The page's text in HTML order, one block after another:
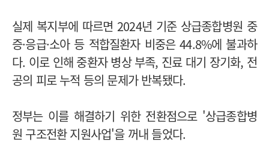
실제 복지부에 따르면 2024년 기준 상급종합병원 중
증·응급·소아 등 적합질환자 비중은 44.8%에 불과하
다. 이로 인해 중환자 병상 부족, 진료 대기 장기화, 전
공의 피로 누적 등의 문제가 반복됐다.
정부는 이를 해결하기 위한 전환점으로 '상급종합병
원 구조전환 지원사업'을 꺼내 들었다.